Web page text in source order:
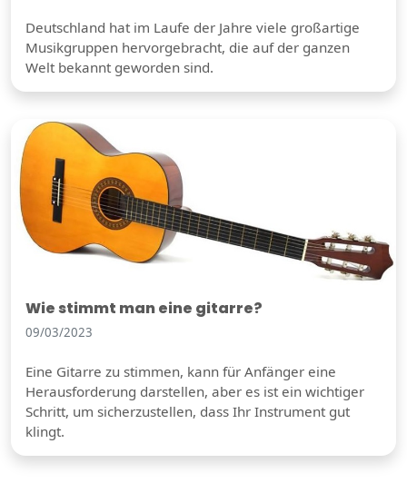
Deutschland hat im Laufe der Jahre viele großartige
Musikgruppen hervorgebracht, die auf der ganzen
Welt bekannt geworden sind.
Wie stimmt man eine gitarre?
09/03/2023
Eine Gitarre zu stimmen, kann für Anfänger eine
Herausforderung darstellen, aber es ist ein wichtiger
Schritt, um sicherzustellen, dass Ihr Instrument gut
klingt.